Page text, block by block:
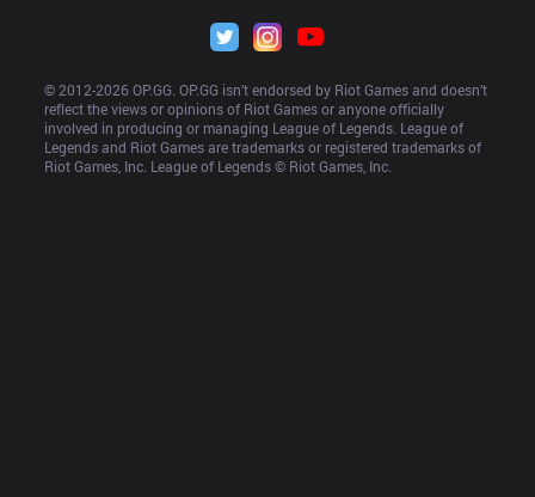
© 2012-2026 OP.GG. OP.GG isn’t endorsed by Riot Games and doesn’t
reflect the views or opinions of Riot Games or anyone officially
involved in producing or managing League of Legends. League of
Legends and Riot Games are trademarks or registered trademarks of
Riot Games, Inc. League of Legends © Riot Games, Inc.